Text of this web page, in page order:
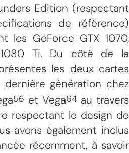
Edition (respectant
de référence)
les GeForce GTX 1070,
Ti. Du côté de la
les deux cartes
génération chez
56 et Vega64 au travers
respectant le design de
avons également inclus
récemment, à savoir